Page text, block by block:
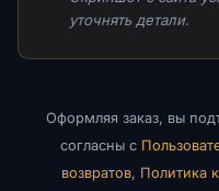
уточнять детали.
Оформляя заказ, вы
согласны с
возвратов, Политика